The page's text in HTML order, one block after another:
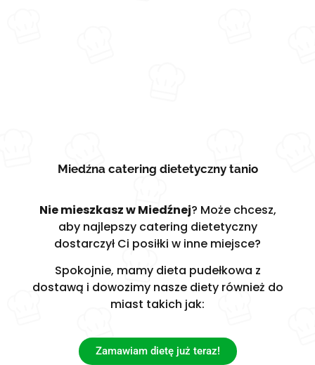
Miedźna catering dietetyczny tanio
Nie mieszkasz w Miedźnej? Może chcesz,
aby najlepszy catering dietetyczny
dostarczył Ci posiłki w inne miejsce?
Spokojnie, mamy dieta pudełkowa z
dostawą i dowozimy nasze diety również do
miast takich jak:
Zamawiam dietę już teraz!